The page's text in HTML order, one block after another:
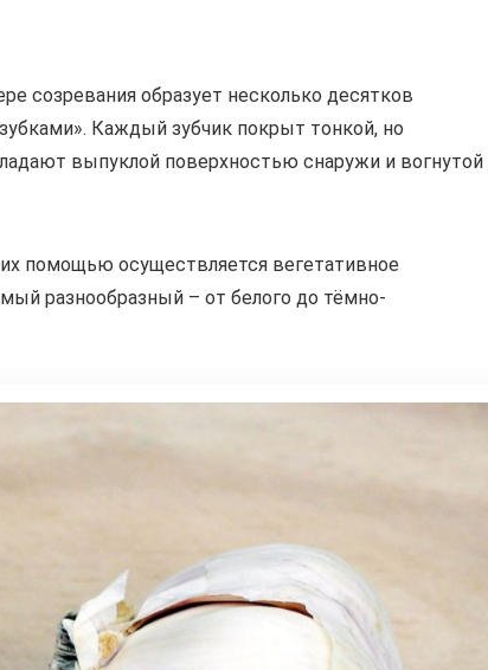
созревания образует несколько десятков
Каждый зубчик покрыт тонкой, но
выпуклой поверхностью снаружи и вогнутой
помощью осуществляется вегетативное
разнообразный – от белого до тёмно-